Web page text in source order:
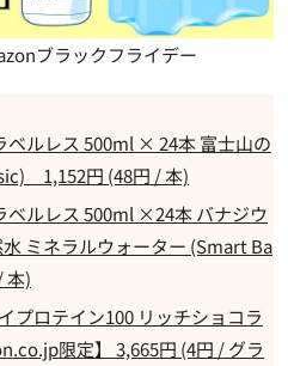
ブラックフライデー
ベルレス 500ml × 24本 富士山の
1,152円 (48円 / 本)
ベルレス 500ml ×24本 バナジウ
ミネラルウォーター (Smart Ba
本)
プロテイン100 リッチショコラ
限定】 3,665円 (4円 / グラ